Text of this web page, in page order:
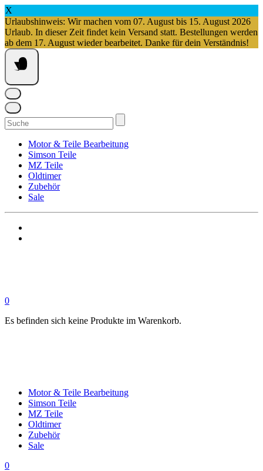
X
Urlaubshinweis: Wir machen vom 07. August bis 15. August 2026
Urlaub. In dieser Zeit findet kein Versand statt. Bestellungen werden
ab dem 17. August wieder bearbeitet. Danke für dein Verständnis!
Springe
zum
Inhalt
Suchen
nach:
Motor & Teile Bearbeitung
Simson Teile
MZ Teile
Oldtimer
Zubehör
Sale
0
Es befinden sich keine Produkte im Warenkorb.
Motor & Teile Bearbeitung
Simson Teile
MZ Teile
Oldtimer
Zubehör
Sale
0